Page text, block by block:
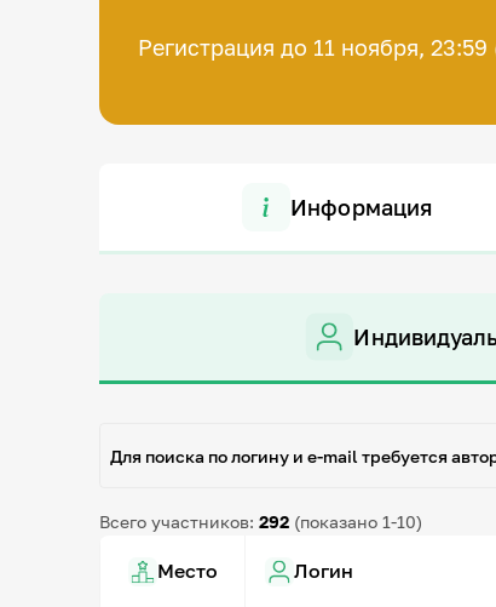
Регистрация до 11 ноября, 23:59
Информация
Для поиска по логину и e-mail требуется
Всего участников: 292 (показано 1-10)
Место Логин